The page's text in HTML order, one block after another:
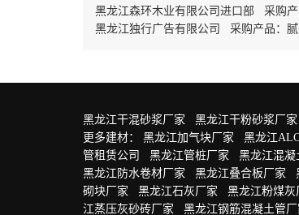
黑龙江森环木业有限公司进口部 采购
黑龙江独行广告有限公司 采购产品：
黑龙江干混砂浆厂家
黑龙江干粉砂浆厂家
更多建材： 黑龙江加气块厂家 黑龙江
管租赁公司
黑龙江管桩厂家 黑龙江混凝
黑龙江防水卷材厂家
黑龙江叠合板厂家
砌块厂家
黑龙江石灰厂家 黑龙江粉煤灰
江蒸压灰砂砖厂家
黑龙江钢筋混凝土管厂